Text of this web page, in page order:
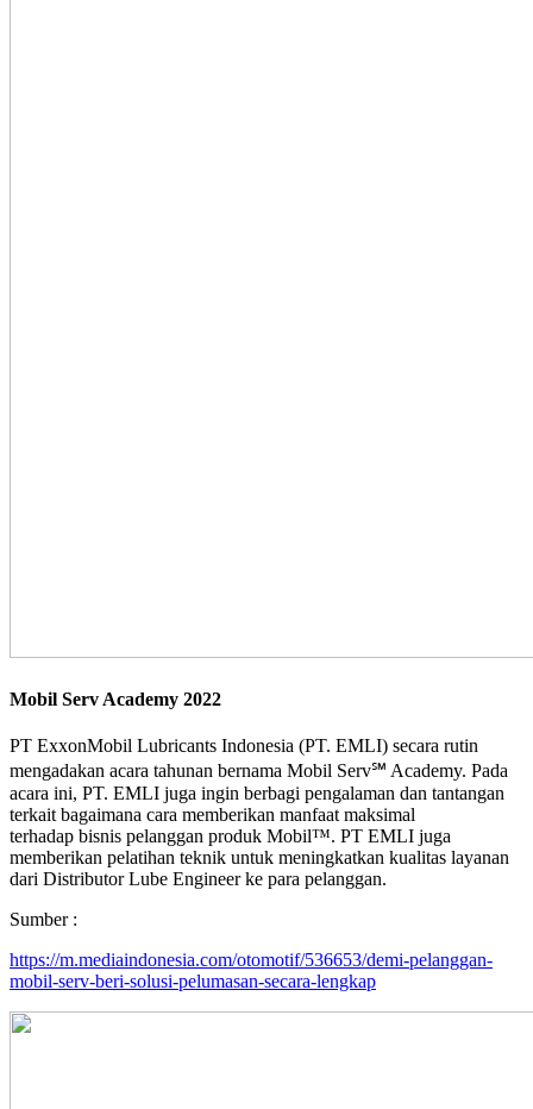
Mobil Serv Academy 2022
PT ExxonMobil Lubricants Indonesia (PT. EMLI) secara rutin
mengadakan acara tahunan bernama Mobil Serv℠ Academy. Pada
acara ini, PT. EMLI juga ingin berbagi pengalaman dan tantangan
terkait bagaimana cara memberikan manfaat maksimal
terhadap bisnis pelanggan produk Mobil™. PT EMLI juga
memberikan pelatihan teknik untuk meningkatkan kualitas layanan
dari Distributor Lube Engineer ke para pelanggan.
Sumber :
https://m.mediaindonesia.com/otomotif/536653/demi-pelanggan-
mobil-serv-beri-solusi-pelumasan-secara-lengkap